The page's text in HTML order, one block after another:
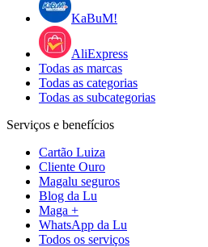
KaBuM!
AliExpress
Todas as marcas
Todas as categorias
Todas as subcategorias
Serviços e benefícios
Cartão Luiza
Cliente Ouro
Magalu seguros
Blog da Lu
Maga +
WhatsApp da Lu
Todos os serviços